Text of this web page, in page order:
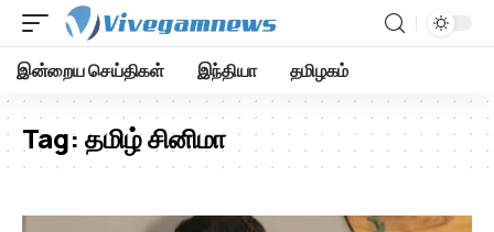
இன்றைய செய்திகள் இந்தியா தமிழகம்
Tag: தமிழ் சினிமா